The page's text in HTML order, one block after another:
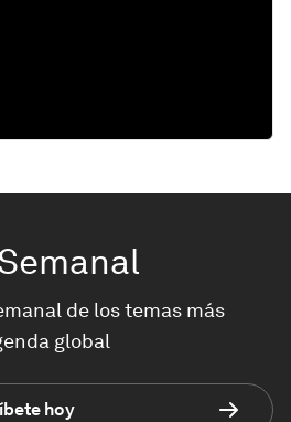
de los temas más
global
hoy